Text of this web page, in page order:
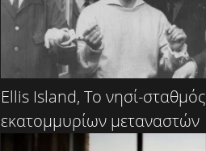
Ellis Island, Το νησί-σταθμός
εκατομμυρίων μεταναστών